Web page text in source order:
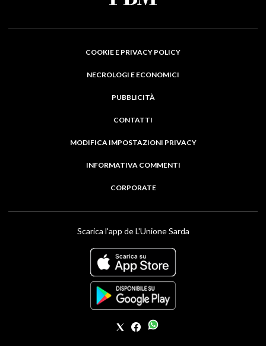
COOKIE E PRIVACY POLICY
NECROLOGI E ECONOMICI
PUBBLICITÀ
CONTATTI
MODIFICA IMPOSTAZIONI PRIVACY
INFORMATIVA COMMENTI
CORPORATE
Scarica l'app de L'Unione Sarda